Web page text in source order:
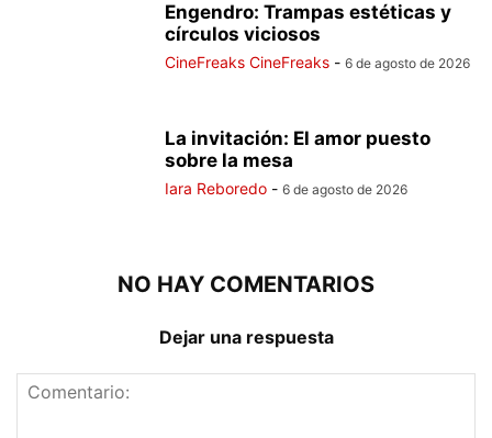
Engendro: Trampas estéticas y
círculos viciosos
CineFreaks CineFreaks - 6 de agosto de 2026
La invitación: El amor puesto
sobre la mesa
Iara Reboredo - 6 de agosto de 2026
NO HAY COMENTARIOS
Dejar una respuesta